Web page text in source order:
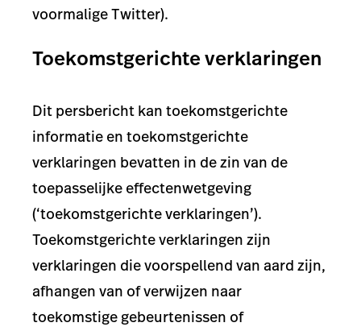
voormalige Twitter).
Toekomstgerichte verklaringen
Dit persbericht kan toekomstgerichte
informatie en toekomstgerichte
verklaringen bevatten in de zin van de
toepasselijke effectenwetgeving
(‘toekomstgerichte verklaringen’).
Toekomstgerichte verklaringen zijn
verklaringen die voorspellend van aard zijn,
afhangen van of verwijzen naar
toekomstige gebeurtenissen of